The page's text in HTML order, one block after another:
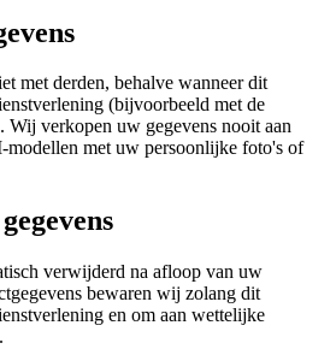
met derden, behalve wanneer dit
(bijvoorbeeld met de
Wij verkopen uw gegevens nooit aan
modellen met uw persoonlijke foto's of
verwijderd na afloop van uw
bewaren wij zolang dit
en om aan wettelijke